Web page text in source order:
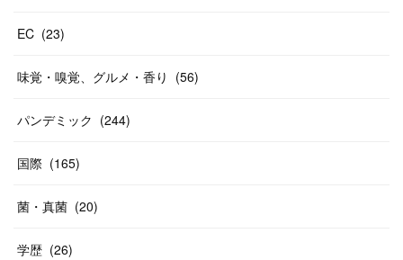
EC (23)
味覚・嗅覚、グルメ・香り (56)
パンデミック (244)
国際 (165)
菌・真菌 (20)
学歴 (26)